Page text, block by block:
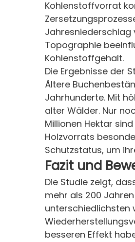
Kohlenstoffvorrat
Jahresniederschlag
Topographie
Kohlenstoffgehalt.
Die Ergebnisse der
Ältere
Jahrhunderte. Mit
alter Wälder. Nur
Millionen Hektar
Holzvorrats
Schutzstatus, um
Fazit und
Die Studie zeigt,
mehr als 200
unterschiedlichsten
besseren Effekt